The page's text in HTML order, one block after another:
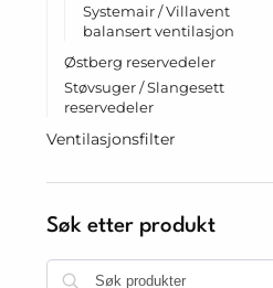
Systemair / Villavent
balansert ventilasjon
Østberg reservedeler
Støvsuger / Slangesett
reservedeler
Ventilasjonsfilter
Søk etter produkt